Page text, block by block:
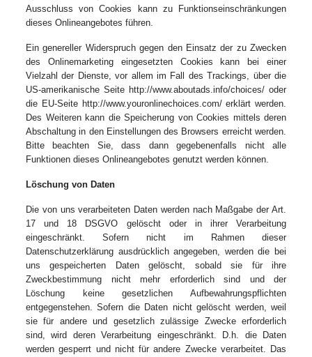
Ausschluss von Cookies kann zu Funktionseinschränkungen
dieses Onlineangebotes führen.
Ein genereller Widerspruch gegen den Einsatz der zu Zwecken
des Onlinemarketing eingesetzten Cookies kann bei einer
Vielzahl der Dienste, vor allem im Fall des Trackings, über die
US-amerikanische Seite http://www.aboutads.info/choices/ oder
die EU-Seite http://www.youronlinechoices.com/ erklärt werden.
Des Weiteren kann die Speicherung von Cookies mittels deren
Abschaltung in den Einstellungen des Browsers erreicht werden.
Bitte beachten Sie, dass dann gegebenenfalls nicht alle
Funktionen dieses Onlineangebotes genutzt werden können.
Löschung von Daten
Die von uns verarbeiteten Daten werden nach Maßgabe der Art.
17 und 18 DSGVO gelöscht oder in ihrer Verarbeitung
eingeschränkt. Sofern nicht im Rahmen dieser
Datenschutzerklärung ausdrücklich angegeben, werden die bei
uns gespeicherten Daten gelöscht, sobald sie für ihre
Zweckbestimmung nicht mehr erforderlich sind und der
Löschung keine gesetzlichen Aufbewahrungspflichten
entgegenstehen. Sofern die Daten nicht gelöscht werden, weil
sie für andere und gesetzlich zulässige Zwecke erforderlich
sind, wird deren Verarbeitung eingeschränkt. D.h. die Daten
werden gesperrt und nicht für andere Zwecke verarbeitet. Das